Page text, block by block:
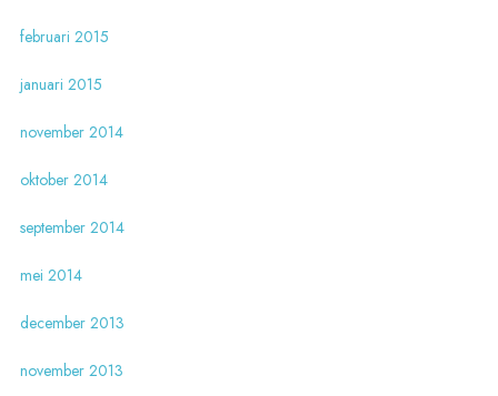
februari 2015
januari 2015
november 2014
oktober 2014
september 2014
mei 2014
december 2013
november 2013